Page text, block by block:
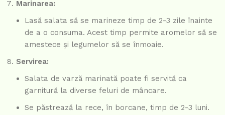
Marinarea:
Lasă salata să se marineze timp de 2-3 zile înainte
de a o consuma. Acest timp permite aromelor să se
amestece și legumelor să se înmoaie.
Servirea:
Salata de varză marinată poate fi servită ca
garnitură la diverse feluri de mâncare.
Se păstrează la rece, în borcane, timp de 2-3 luni.